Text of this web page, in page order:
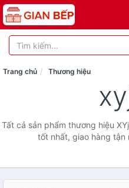
Trang chủ Thương hiệu
Tất cả sản phẩm thương hiệu
tốt nhất, giao hàng tận